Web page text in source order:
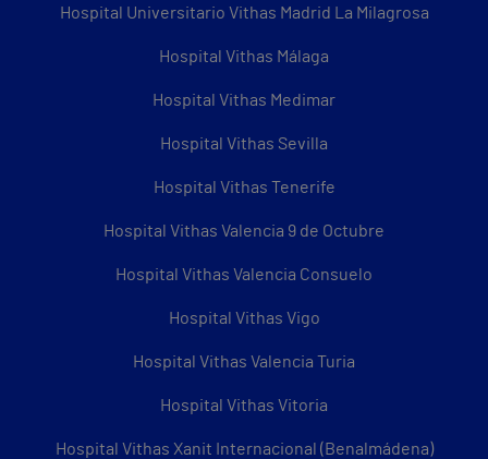
Hospital Universitario Vithas Madrid La Milagrosa
Hospital Vithas Málaga
Hospital Vithas Medimar
Hospital Vithas Sevilla
Hospital Vithas Tenerife
Hospital Vithas Valencia 9 de Octubre
Hospital Vithas Valencia Consuelo
Hospital Vithas Vigo
Hospital Vithas Valencia Turia
Hospital Vithas Vitoria
Hospital Vithas Xanit Internacional (Benalmádena)